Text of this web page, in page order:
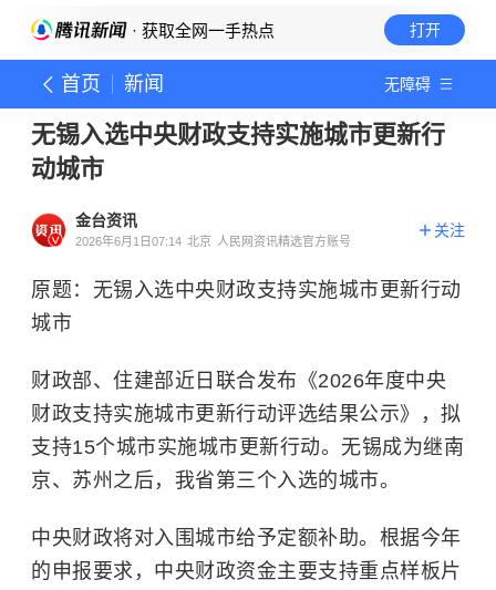
· 获取全网一手热点 打开
首页 新闻 无障碍
无锡入选中央财政支持实施城市更新行
动城市
金台资讯
2026年6月1日07:14 北京 人民网资讯精选官方账号
关注
原题：无锡入选中央财政支持实施城市更新行动
城市
财政部、住建部近日联合发布《2026年度中央
财政支持实施城市更新行动评选结果公示》，拟
支持15个城市实施城市更新行动。无锡成为继南
京、苏州之后，我省第三个入选的城市。
中央财政将对入围城市给予定额补助。根据今年
的申报要求，中央财政资金主要支持重点样板片